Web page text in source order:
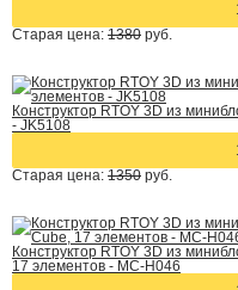
Старая цена: 1380 руб.
Конструктор RTOY 3D из
- JK5108
Старая цена: 1350 руб.
Конструктор RTOY 3D из
17 элементов - MC-H046